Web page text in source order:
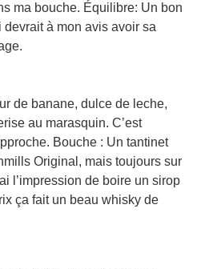
ma bouche. Équilibre: Un bon
à mon avis avoir sa
de banane, dulce de leche,
au marasquin. C’est
Bouche : Un tantinet
Original, mais toujours sur
l’impression de boire un sirop
ça fait un beau whisky de